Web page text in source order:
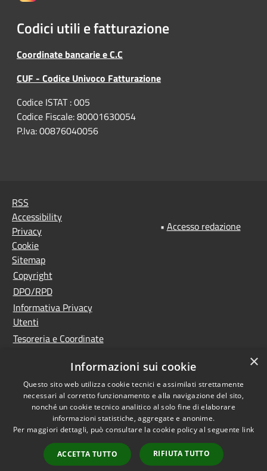
Codici utili e fatturazione
Coordinate bancarie e C.C
CUF - Codice Univoco Fatturazione
Codice ISTAT : 005
Codice Fiscale: 80001630054
P.Iva: 00876040056
RSS
Accessibility
Privacy
Cookie
Sitemap
Copyright
DPO/RPD
Informativa Privacy
Utenti
Tesoreria e Coordinate
Controlla la tua posta
PNRR (Piano Nazionale
di Ripresa e Resilienza)
Meccanismo di feedback
Whistleblowing
Dichiarazione di
accessibilità
• Accesso redazione
×
Informazioni sui cookie
Questo sito web utilizza cookie tecnici e assimilati strettamente
necessari al corretto funzionamento e alla navigazione del sito,
nonché un cookie tecnico analitico al solo fine di elaborare
informazioni statistiche, aggregate e anonime.
Per maggiori dettagli, può consultare la cookie policy al seguente link
ACCETTA TUTTO RIFIUTA TUTTO